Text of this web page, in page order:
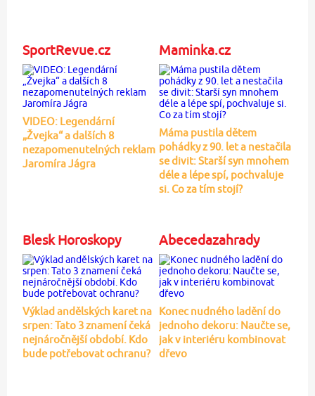
SportRevue.cz
VIDEO: Legendární
„Žvejka“ a dalších 8
nezapomenutelných reklam
Jaromíra Jágra
Maminka.cz
Máma pustila dětem
pohádky z 90. let a nestačila
se divit: Starší syn mnohem
déle a lépe spí, pochvaluje
si. Co za tím stojí?
Blesk Horoskopy
Výklad andělských karet na
srpen: Tato 3 znamení čeká
nejnáročnější období. Kdo
bude potřebovat ochranu?
Abecedazahrady
Konec nudného ladění do
jednoho dekoru: Naučte se,
jak v interiéru kombinovat
dřevo